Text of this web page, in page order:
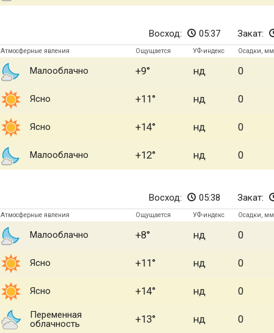
Восход: 05:37 Закат:
Атмосферные явления Ощущается УФ-индекс Осадки, мм
Малооблачно +9 нд 0
Ясно +11 нд 0
Ясно +14 нд 0
Малооблачно +12 нд 0
Восход: 05:38 Закат:
Атмосферные явления Ощущается УФ-индекс Осадки, мм
Малооблачно +8 нд 0
Ясно +11 нд 0
Ясно +14 нд 0
Переменная
облачность
+13 нд 0